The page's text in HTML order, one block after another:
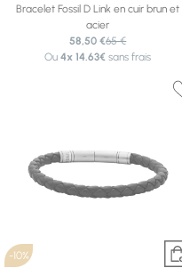
Bracelet Fossil D Link en cuir brun et
acier
58,50 €65 €
Ou4x 14.63€ sans frais
-10%